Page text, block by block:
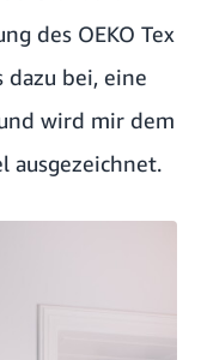
des OEKO Tex
dazu bei, eine
wird mir dem
ausgezeichnet.